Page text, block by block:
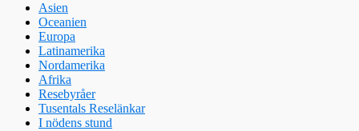
Asien
Oceanien
Europa
Latinamerika
Nordamerika
Afrika
Resebyråer
Tusentals Reselänkar
I nödens stund